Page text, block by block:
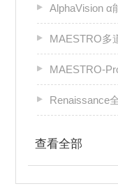
AlphaVision α
MAESTRO多
MAESTRO-Pro
Renaissance全身
查看全部